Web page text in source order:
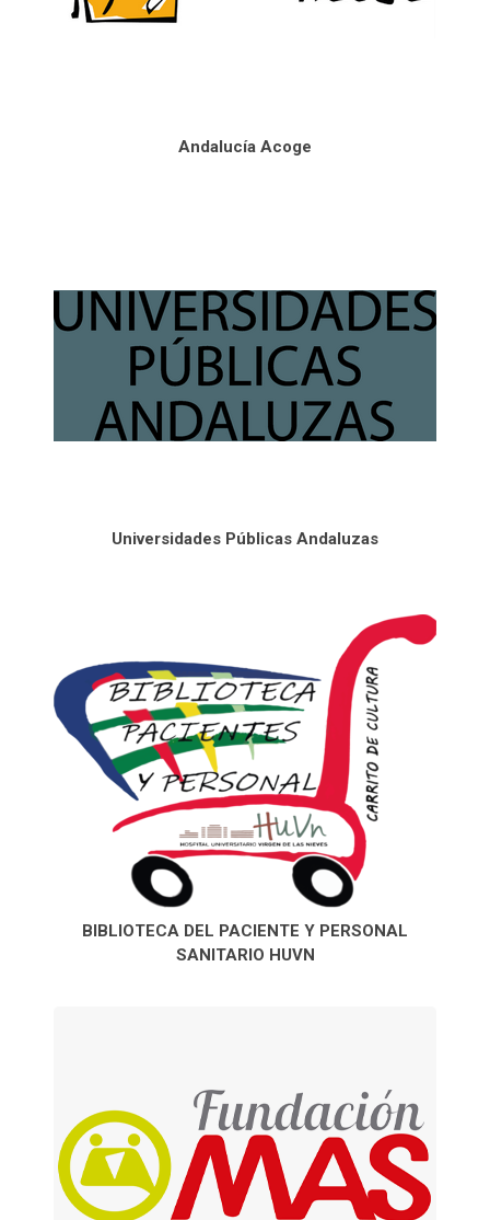
Andalucía Acoge
Universidades Públicas Andaluzas
BIBLIOTECA DEL PACIENTE Y PERSONAL
SANITARIO HUVN